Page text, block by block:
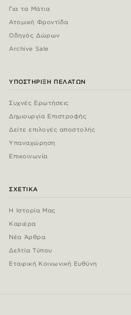
Για τα Μάτια
Ατομική Φροντίδα
Οδηγός Δώρων
Archive Sale
ΥΠΟΣΤΉΡΙΞΗ ΠΕΛΑΤΏΝ
Συχνές Ερωτήσεις
Δημιουργία Επιστροφής
Δείτε επιλογές αποστολής
Υπαναχώρηση
Επικοινωνία
ΣΧΕΤΙΚΆ
Η Ιστορία Μας
Καριέρα
Νέα Άρθρα
Δελτία Τύπου
Εταιρική Κοινωνική Ευθύνη